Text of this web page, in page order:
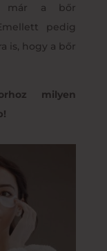
már a bőr
pedig
is, hogy a bőr
milyen